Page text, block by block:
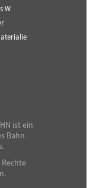
W
ist ein
Bahn